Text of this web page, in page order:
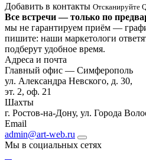
Добавить в контакты Отсканируйте
Все встречи — только по
мы не гарантируем приём —
пишите: наши маркетологи
подберут удобное время.
Адреса и почта
Главный офис — Симферополь
ул. Александра Невского, д. 30,
эт. 2, оф. 21
Шахты
г. Ростов-на-Дону, ул. Города
Email
admin@art-web.ru
Мы в социальных сетях